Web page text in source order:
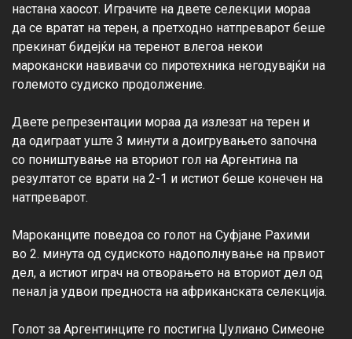
настана хаосот. Играчите на двете селекции мораа
да се вратат на терен, а претходно натпреварот беше
прекинат бидејќи на теренот влегоа некои
марокански навивачи со пиротехника негодувајќи на
големото судиско продолжение.
Двете репрезентации мораа да излезат на терен и
да одиграат уште 3 минути а доигрувањето започна
со поништување на вториот гол на Аргентина па
резултатот се врати на 2-1 и истиот беше конечен на
натпреварот.
Мароканците поведоа со голот на Суфјане Рахими
во 2. минута од судиското надополнување на првиот
дел, а истиот играч на отворањето на вториот дел од
пенал ја удвои предноста на африканската селекција.
Голот за Аргентинците го постигна Џулиано Симеоне